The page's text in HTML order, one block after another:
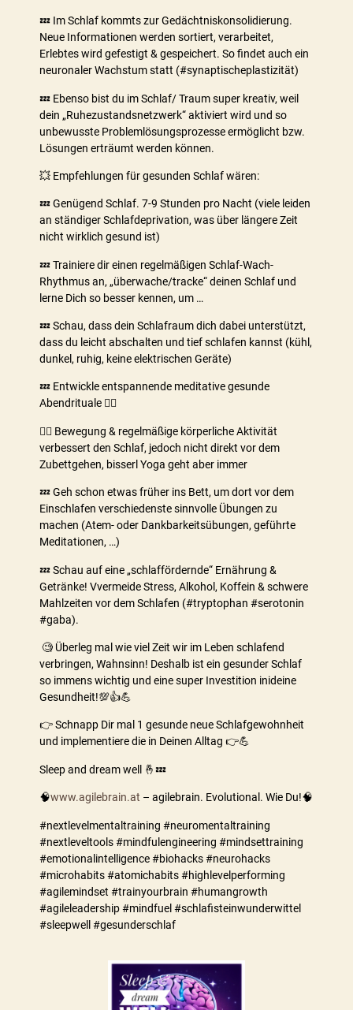
💤 Im Schlaf kommts zur Gedächtniskonsolidierung.
Neue Informationen werden sortiert, verarbeitet,
Erlebtes wird gefestigt & gespeichert. So findet auch ein
neuronaler Wachstum statt (#synaptischeplastizität)
💤 Ebenso bist du im Schlaf/ Traum super kreativ, weil
dein „Ruhezustandsnetzwerk“ aktiviert wird und so
unbewusste Problemlösungsprozesse ermöglicht bzw.
Lösungen erträumt werden können.
💥 Empfehlungen für gesunden Schlaf wären:
💤 Genügend Schlaf. 7-9 Stunden pro Nacht (viele leiden
an ständiger Schlafdeprivation, was über längere Zeit
nicht wirklich gesund ist)
💤 Trainiere dir einen regelmäßigen Schlaf-Wach-
Rhythmus an, „überwache/tracke“ deinen Schlaf und
lerne Dich so besser kennen, um …
💤 Schau, dass dein Schlafraum dich dabei unterstützt,
dass du leicht abschalten und tief schlafen kannst (kühl,
dunkel, ruhig, keine elektrischen Geräte)
💤 Entwickle entspannende meditative gesunde
Abendrituale 🧘‍♂️
🤸‍♂️ Bewegung & regelmäßige körperliche Aktivität
verbessert den Schlaf, jedoch nicht direkt vor dem
Zubettgehen, bisserl Yoga geht aber immer
💤 Geh schon etwas früher ins Bett, um dort vor dem
Einschlafen verschiedenste sinnvolle Übungen zu
machen (Atem- oder Dankbarkeitsübungen, geführte
Meditationen, …)
💤 Schau auf eine „schlaffördernde“ Ernährung &
Getränke! Vvermeide Stress, Alkohol, Koffein & schwere
Mahlzeiten vor dem Schlafen (#tryptophan #serotonin
#gaba).
🧐 Überleg mal wie viel Zeit wir im Leben schlafend
verbringen, Wahnsinn! Deshalb ist ein gesunder Schlaf
so immens wichtig und eine super Investition inideine
Gesundheit!💯👍💪
👉 Schnapp Dir mal 1 gesunde neue Schlafgewohnheit
und implementiere die in Deinen Alltag 👉💪
Sleep and dream well 🤞💤
🧠www.agilebrain.at – agilebrain. Evolutional. Wie Du!🧠
#nextlevelmentaltraining #neuromentaltraining
#nextleveltools #mindfulengineering #mindsettraining
#emotionalintelligence #biohacks #neurohacks
#microhabits #atomichabits #highlevelperforming
#agilemindset #trainyourbrain #humangrowth
#agileleadership #mindfuel #schlafisteinwunderwittel
#sleepwell #gesunderschlaf